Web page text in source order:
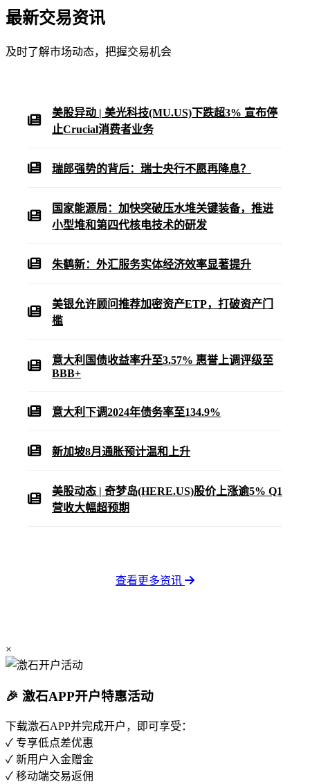
最新交易资讯
及时了解市场动态，把握交易机会
美股异动 | 美光科技(MU.US)下跌超3% 宣布停
止Crucial消费者业务
瑞郎强势的背后：瑞士央行不愿再降息？
国家能源局：加快突破压水堆关键装备，推进
小型堆和第四代核电技术的研发
朱鹤新：外汇服务实体经济效率显著提升
美银允许顾问推荐加密资产ETP，打破资产门
槛
意大利国债收益率升至3.57% 惠誉上调评级至
BBB+
意大利下调2024年债务率至134.9%
新加坡8月通胀预计温和上升
美股动态 | 奇梦岛(HERE.US)股价上涨逾5% Q1
营收大幅超预期
查看更多资讯
×
🎉 激石APP开户特惠活动
下载激石APP并完成开户，即可享受：
✓ 专享低点差优惠
✓ 新用户入金赠金
✓ 移动端交易返佣